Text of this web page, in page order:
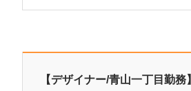
【デザイナー/青山一丁目勤